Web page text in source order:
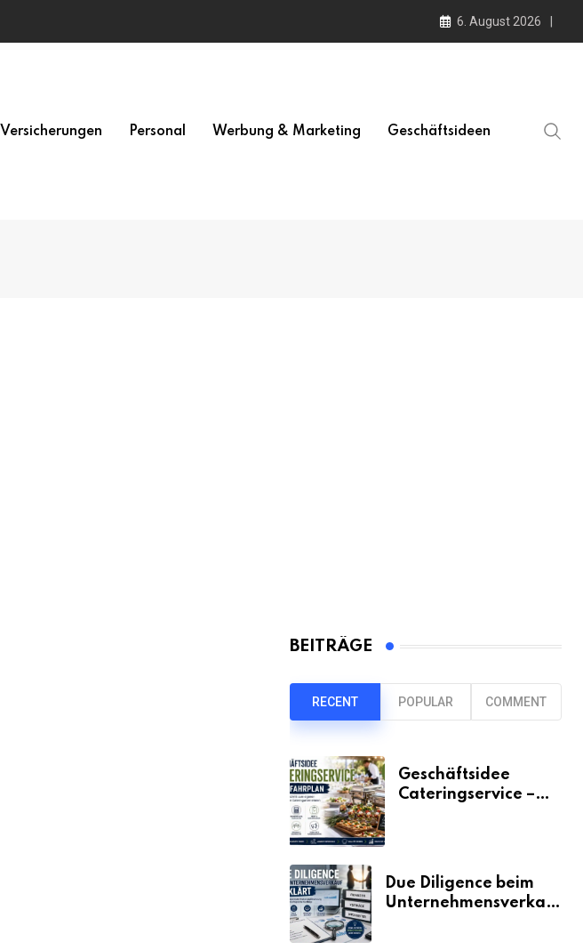
6. August 2026
Versicherungen Personal Werbung & Marketing Geschäftsideen
BEITRÄGE
RECENT POPULAR COMMENT
Geschäftsidee
Cateringservice –
Due Diligence beim
Unternehmensverkauf